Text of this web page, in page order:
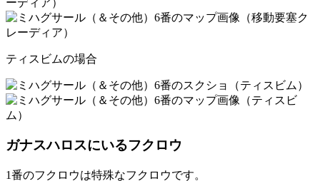
ティスビムの場合
ガナスハロスにいるフクロウ
1番のフクロウは特殊なフクロウです。